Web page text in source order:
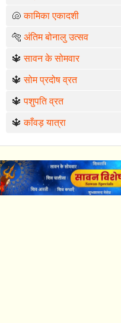
🐚कामिका एकादशी
🐅अंतिम बोनालु उत्सव
🔱सावन के सोमवार
🔱सोम प्रदोष व्रत
🔱पशुपति व्रत
🔱काँवड़ यात्रा